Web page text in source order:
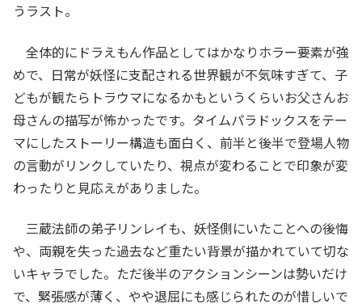
うラスト。
全体的にドラえもん作品としてはかなりホラー要素が強
めで、日常が妖怪に支配される世界観が不気味すぎて、子
どもが観たらトラウマになるかもというくらいお父さんお
母さんの描写が怖かったです。タイムパラドックスをテー
マにしたストーリー構造も面白く、前半と後半で登場人物
の言動がリンクしていたり、視点が変わることで印象が変
わったりと見応えがありました。
三蔵法師の弟子リンレイも、妖怪側にいたことへの後悔
や、両親を失った過去など重たい背景が描かれていて切な
いキャラでした。ただ後半のアクションシーンは勢いだけ
で、緊張感が薄く、やや退屈にも感じられたのが惜しいで